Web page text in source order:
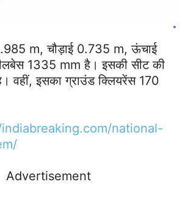
m, चौड़ाई 0.735 m, ऊंचाई
1335 mm है। इसकी सीट की
वहीं, इसका ग्राउंड क्लियरेंस 170
national-
Advertisement